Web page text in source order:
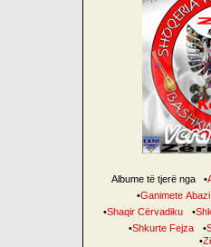
Albume të tjerë nga •
•Ganimete Abazi
•Shaqir Cërvadiku •
•Shkurte Fejza •
•